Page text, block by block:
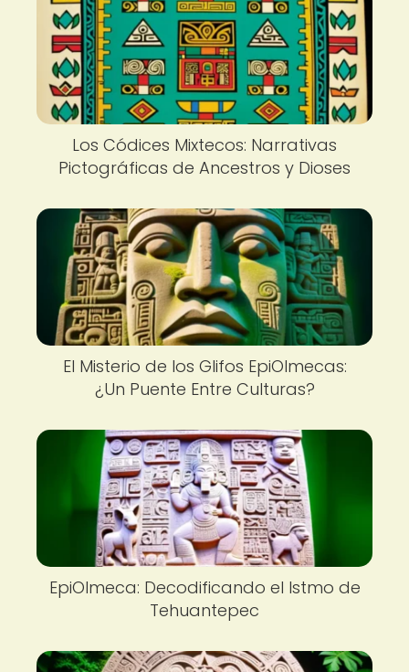
Los Códices Mixtecos: Narrativas
Pictográficas de Ancestros y Dioses
El Misterio de los Glifos EpiOlmecas:
¿Un Puente Entre Culturas?
EpiOlmeca: Decodificando el Istmo de
Tehuantepec